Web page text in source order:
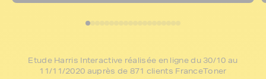
Etude Harris Interactive réalisée en ligne du 30/10 au
11/11/2020 auprès de 871 clients FranceToner